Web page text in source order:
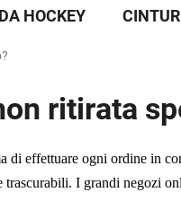
HOCKEY
ritirata
effettuare ogni ordine in
I grandi negozi